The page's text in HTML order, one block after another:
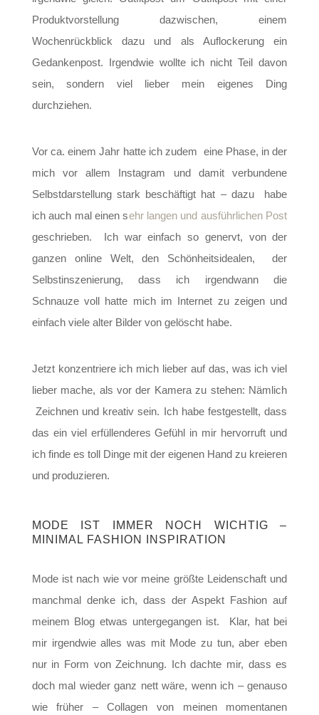
Produktvorstellung dazwischen, einem
Wochenrückblick dazu und als Auflockerung ein
Gedankenpost. Irgendwie wollte ich nicht Teil davon
sein, sondern viel lieber mein eigenes Ding
durchziehen.
Vor ca. einem Jahr hatte ich zudem eine Phase, in der
mich vor allem Instagram und damit verbundene
Selbstdarstellung stark beschäftigt hat – dazu habe
ich auch mal einen sehr langen und ausführlichen Post
geschrieben. Ich war einfach so genervt, von der
ganzen online Welt, den Schönheitsidealen, der
Selbstinszenierung, dass ich irgendwann die
Schnauze voll hatte mich im Internet zu zeigen und
einfach viele alter Bilder von gelöscht habe.
Jetzt konzentriere ich mich lieber auf das, was ich viel
lieber mache, als vor der Kamera zu stehen: Nämlich
Zeichnen und kreativ sein. Ich habe festgestellt, dass
das ein viel erfüllenderes Gefühl in mir hervorruft und
ich finde es toll Dinge mit der eigenen Hand zu kreieren
und produzieren.
MODE IST IMMER NOCH WICHTIG –
MINIMAL FASHION INSPIRATION
Mode ist nach wie vor meine größte Leidenschaft und
manchmal denke ich, dass der Aspekt Fashion auf
meinem Blog etwas untergegangen ist. Klar, hat bei
mir irgendwie alles was mit Mode zu tun, aber eben
nur in Form von Zeichnung. Ich dachte mir, dass es
doch mal wieder ganz nett wäre, wenn ich – genauso
wie früher – Collagen von meinen momentanen